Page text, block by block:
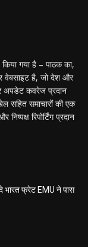
गया है – पाठक का,
वेबसाइट है, जो देश और
अपडेट कवरेज प्रदान
सहित समाचारों की एक
रिपोर्टिंग प्रदान
भारत फ्रेट EMU ने पास